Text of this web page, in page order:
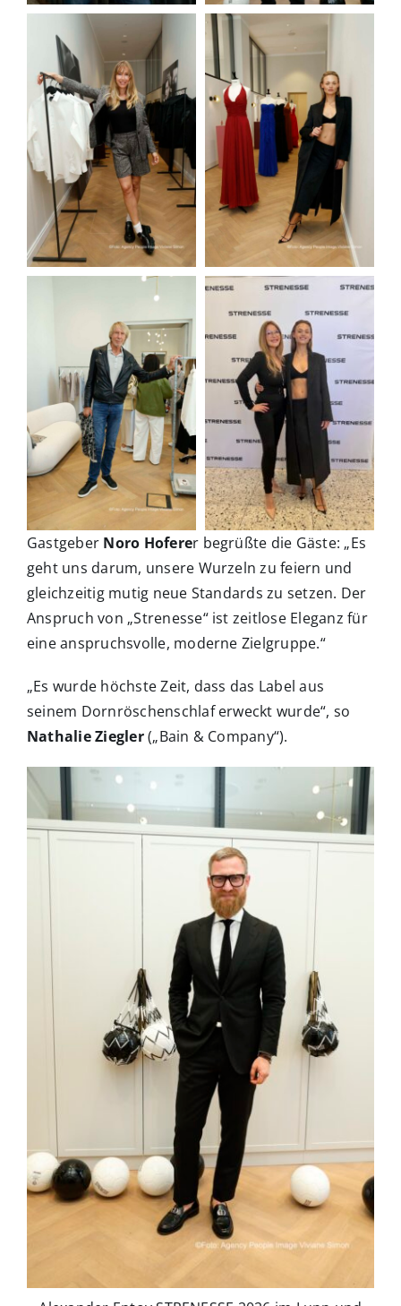
Gastgeber Noro Hoferer begrüßte die Gäste: „Es
geht uns darum, unsere Wurzeln zu feiern und
gleichzeitig mutig neue Standards zu setzen. Der
Anspruch von „Strenesse“ ist zeitlose Eleganz für
eine anspruchsvolle, moderne Zielgruppe.“
„Es wurde höchste Zeit, dass das Label aus
seinem Dornröschenschlaf erweckt wurde“, so
Nathalie Ziegler(„Bain & Company“).